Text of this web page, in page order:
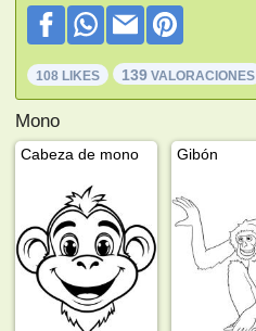
108 LIKES 139 VALORACIONES
Mono
Cabeza de mono Gibón